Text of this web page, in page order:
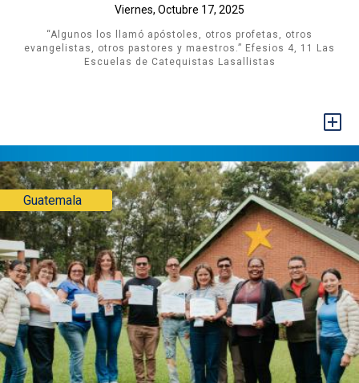
Viernes, Octubre 17, 2025
“Algunos los llamó apóstoles, otros profetas, otros
evangelistas, otros pastores y maestros.” Efesios 4, 11 Las
Escuelas de Catequistas Lasallistas
+
Guatemala